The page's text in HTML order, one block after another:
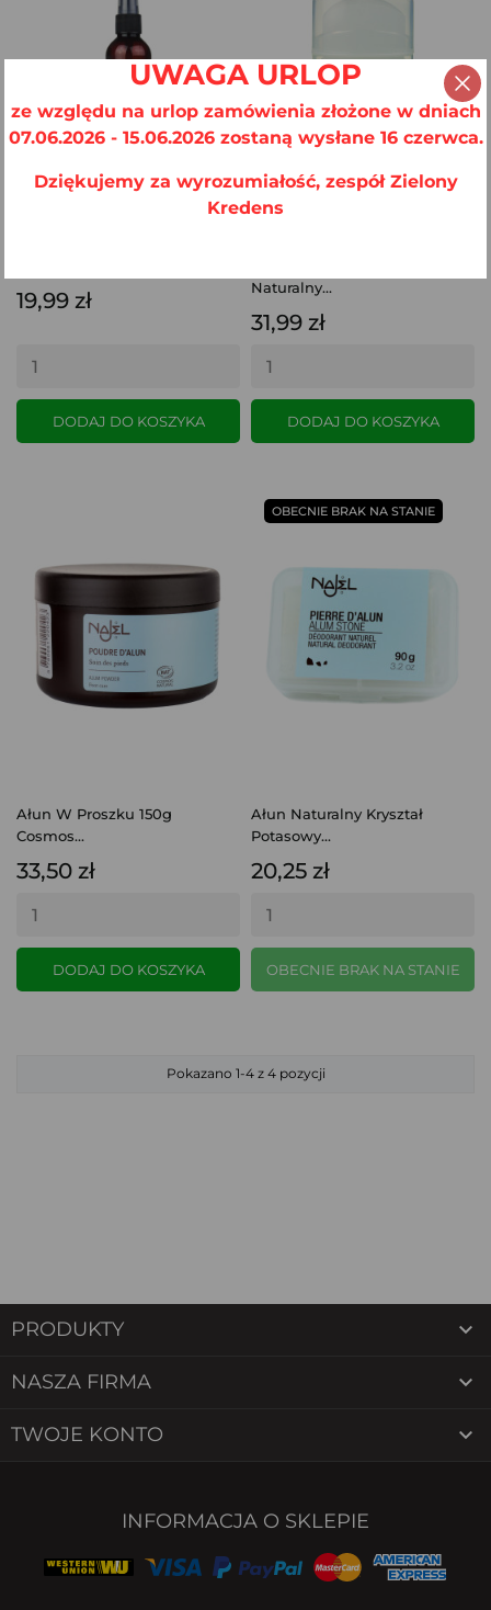
19,99 zł
DODAJ DO KOSZYKA
Naturalny...
31,99 zł
DODAJ DO KOSZYKA
Ałun W Proszku 150g
Cosmos...
33,50 zł
DODAJ DO KOSZYKA
Ałun Naturalny Kryształ
Potasowy...
20,25 zł
OBECNIE BRAK NA STANIE
OBECNIE BRAK NA STANIE
Pokazano 1-4 z 4 pozycji
PRODUKTY 
NASZA FIRMA 
TWOJE KONTO 
INFORMACJA O SKLEPIE
UWAGA URLOP
ze względu na urlop zamówienia złożone w dniach
07.06.2026 - 15.06.2026 zostaną wysłane 16 czerwca.
Dziękujemy za wyrozumiałość, zespół Zielony
Kredens